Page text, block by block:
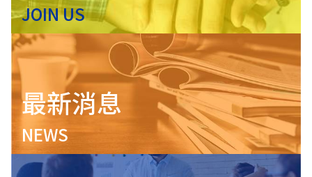
JOIN US
最新消息
NEWS